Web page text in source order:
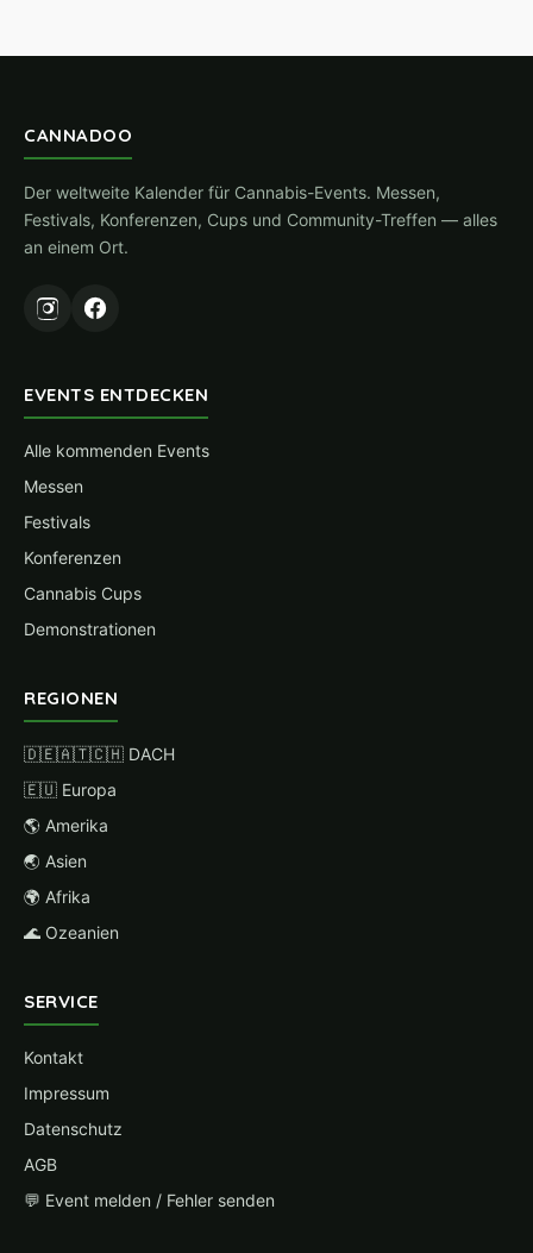
CANNADOO
Der weltweite Kalender für Cannabis-Events. Messen,
Festivals, Konferenzen, Cups und Community-Treffen — alles
an einem Ort.
EVENTS ENTDECKEN
Alle kommenden Events
Messen
Festivals
Konferenzen
Cannabis Cups
Demonstrationen
REGIONEN
🇩🇪🇦🇹🇨🇭 DACH
🇪🇺 Europa
🌎 Amerika
🌏 Asien
🌍 Afrika
🌊 Ozeanien
SERVICE
Kontakt
Impressum
Datenschutz
AGB
💬 Event melden / Fehler senden